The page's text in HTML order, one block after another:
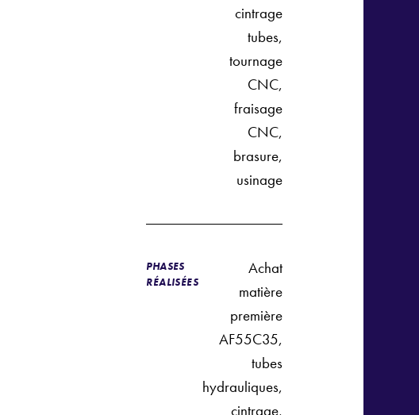
cintrage
tubes,
tournage
CNC,
fraisage
CNC,
brasure,
usinage
PHASES
RÉALISÉES
Achat
matière
première
AF55C35,
tubes
hydrauliques,
cintrage,